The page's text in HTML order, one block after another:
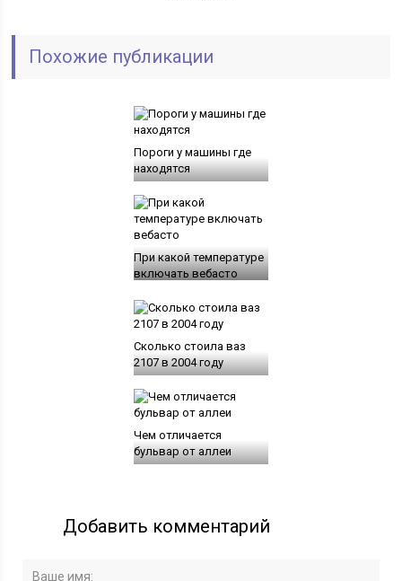
Похожие публикации
Пороги у машины где
находятся
При какой температуре
включать вебасто
Сколько стоила ваз
2107 в 2004 году
Чем отличается
бульвар от аллеи
Добавить комментарий